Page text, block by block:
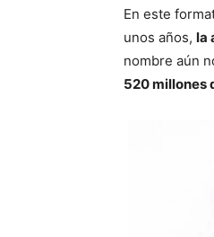
En este
unos años, la
nombre aún
520 millones